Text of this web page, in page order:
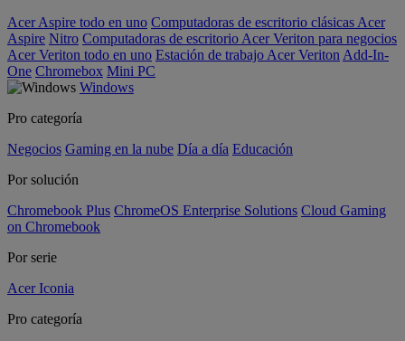
Acer Aspire todo en uno Computadoras de escritorio clásicas Acer
Aspire Nitro Computadoras de escritorio Acer Veriton para negocios
Acer Veriton todo en uno Estación de trabajo Acer Veriton Add-In-
One Chromebox Mini PC
Windows
Pro categoría
Negocios Gaming en la nube Día a día Educación
Por solución
Chromebook Plus ChromeOS Enterprise Solutions Cloud Gaming
on Chromebook
Por serie
Acer Iconia
Pro categoría